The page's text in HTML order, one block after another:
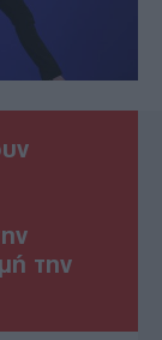
την